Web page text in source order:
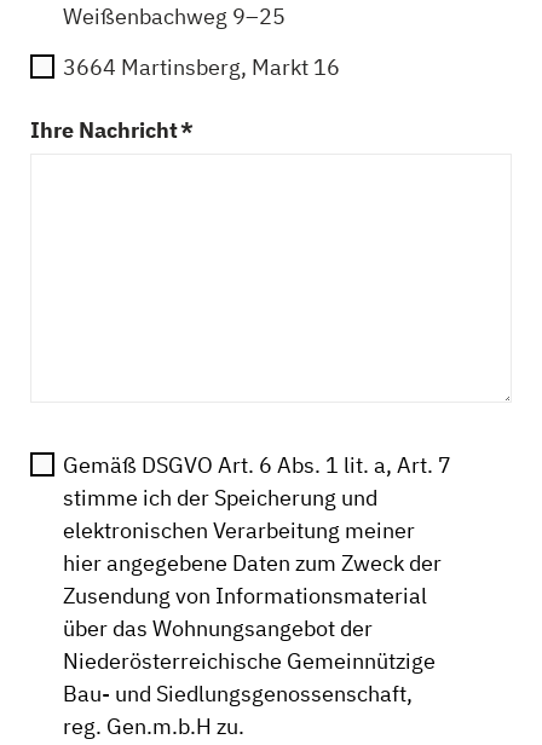
Weißenbachweg 9–25
3664 Martinsberg, Markt 16
Ihre Nachricht *
Gemäß DSGVO Art. 6 Abs. 1 lit. a, Art. 7
stimme ich der Speicherung und
elektronischen Verarbeitung meiner
hier angegebene Daten zum Zweck der
Zusendung von Informationsmaterial
über das Wohnungsangebot der
Niederösterreichische Gemeinnützige
Bau- und Siedlungsgenossenschaft,
reg. Gen.m.b.H zu.